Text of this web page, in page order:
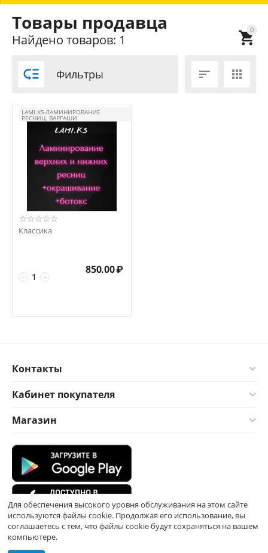
0

Товары продавца
Найдено товаров: 1
 Фильтры  
LAMI.KS-ЛАМИНИРОВАНИЕ
РЕСНИЦ. ВАРГАШИ
Классика
+
−
850.00₽
Контакты
Кабинет покупателя
Магазин
Для обеспечения высокого уровня обслуживания на этом сайте
используются файлы cookie. Продолжая его использование, вы
соглашаетесь с тем, что файлы cookie будут сохраняться на вашем
компьютере.